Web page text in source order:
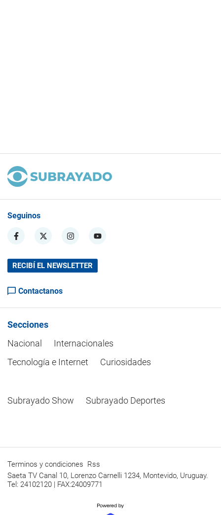
Seguinos
RECIBÍ EL NEWSLETTER
Contactanos
Secciones
Nacional
Internacionales
Tecnología e Internet
Curiosidades
Subrayado Show Subrayado Deportes
Terminos y condiciones Rss
Saeta TV Canal 10, Lorenzo Carnelli 1234, Montevido, Uruguay.
Tel: 24102120 | FAX:24009771